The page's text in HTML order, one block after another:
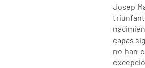
Josep
capas
no han